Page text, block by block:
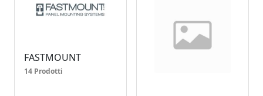
FASTMOUNT
14 Prodotti